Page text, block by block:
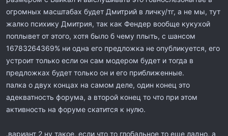
огромных масштабах будет Дмитрий в личку/тг, а не мы, тут
жалко психику Дмитрия, так как Фендер вообще кукухой
поплывет от этого, хотя было б чему плыть, с шансом
16783264369% ни одна его предложка не опубликуется, его
устроит только если он сам модером будет и тогда в
предложках будет только он и его приближенные.
палка о двух концах на самом деле, один конец это
адекватность форума, а второй конец то что при этом
активность на форуме скатится к нулю.
.вариант 2 ну такое, если что то глобальное то еще ладно, а